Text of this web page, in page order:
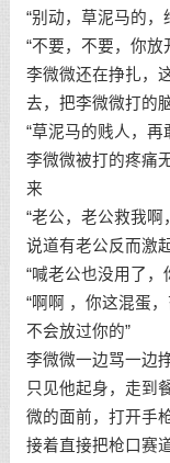
“别动，草泥马的，
“不要，不要，你放
李微微还在挣扎，
去，把李微微打的
“草泥马的贱人，再
李微微被打的疼痛
来
“老公，老公救我啊
说道有老公反而激
“喊老公也没用了
“啊啊 ，你这混蛋
不会放过你的”
李微微一边骂一边
只见他起身，走到
微的面前，打开手
接着直接把枪口赛